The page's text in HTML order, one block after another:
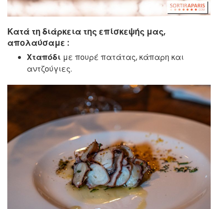
Κατά τη διάρκεια της επίσκεψής μας,
απολαύσαμε :
Χταπόδι με πουρέ πατάτας, κάπαρη και
αντζούγιες.